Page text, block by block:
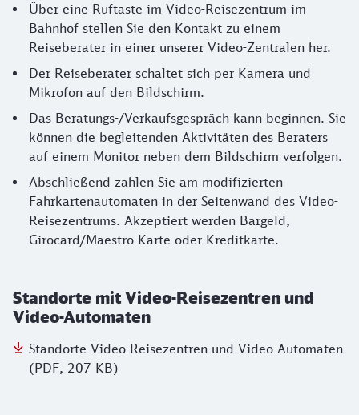
Über eine Ruftaste im Video-Reisezentrum im
Bahnhof stellen Sie den Kontakt zu einem
Reiseberater in einer unserer Video-Zentralen her.
Der Reiseberater schaltet sich per Kamera und
Mikrofon auf den Bildschirm.
Das Beratungs-/Verkaufsgespräch kann beginnen. Sie
können die begleitenden Aktivitäten des Beraters
auf einem Monitor neben dem Bildschirm verfolgen.
Abschließend zahlen Sie am modifizierten
Fahrkartenautomaten in der Seitenwand des Video-
Reisezentrums. Akzeptiert werden Bargeld,
Girocard/Maestro-Karte oder Kreditkarte.
Standorte mit Video-Reisezentren und
Video-Automaten
Standorte Video-Reisezentren und Video-Automaten
(PDF, 207 KB)